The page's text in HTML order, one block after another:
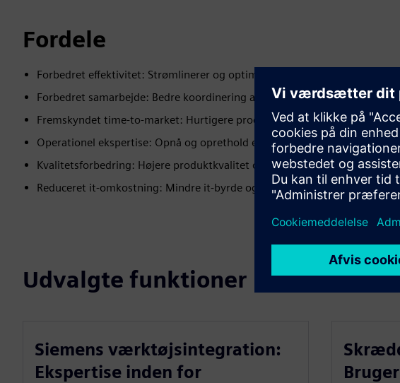
Fordele
Forbedret effektivitet: Strømlinerer og optimerer processer
Forbedret samarbejde: Bedre koordinering af interessenter og team
Fremskyndet time-to-market: Hurtigere produktudviklingscyklusser
Operationel ekspertise: Opnå og oprethold en konkurrencefordel
Kvalitetsforbedring: Højere produktkvalitet og konsistens
Reduceret it-omkostning: Mindre it-byrde og lettere administration
Udvalgte funktioner
Siemens værktøjsintegration:
Ekspertise inden for